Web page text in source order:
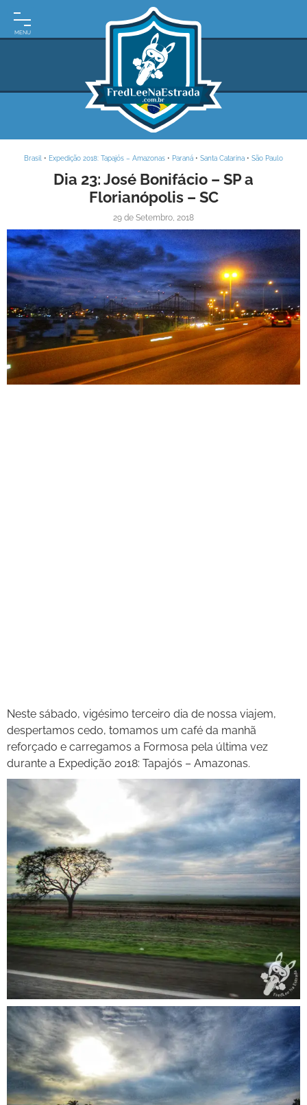
INÍCIO
DE
VIAGEM
MAPAS
RODOVIÁRIOS
BOOK
VÍDEOS
Brasil • Expedição 2018: Tapajós – Amazonas • Paraná • Santa Catarina • São Paulo
Dia 23: José Bonifácio – SP a
Florianópolis – SC
29 de Setembro, 2018
Neste sábado, vigésimo terceiro dia de nossa viajem,
despertamos cedo, tomamos um café da manhã
reforçado e carregamos a Formosa pela última vez
durante a Expedição 2018: Tapajós – Amazonas.